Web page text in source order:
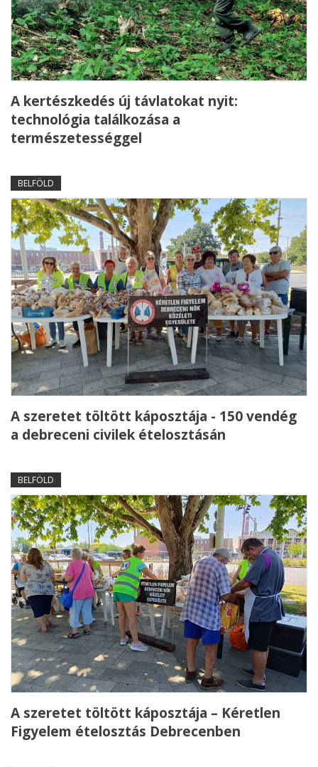
A kertészkedés új távlatokat nyit:
technológia találkozása a
természetességgel
BELFÖLD
A szeretet töltött káposztája - 150 vendég
a debreceni civilek ételosztásán
BELFÖLD
A szeretet töltött káposztája – Kéretlen
Figyelem ételosztás Debrecenben